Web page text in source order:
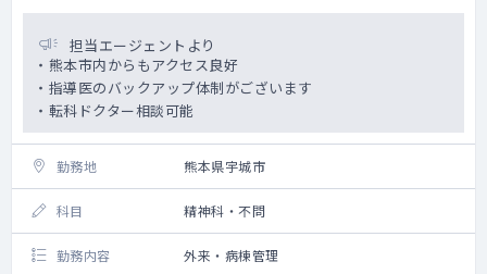
担当エージェントより
・熊本市内からもアクセス良好
・指導医のバックアップ体制がございます
・転科ドクター相談可能
勤務地 熊本県宇城市
科目 精神科・不問
勤務内容 外来・病棟管理